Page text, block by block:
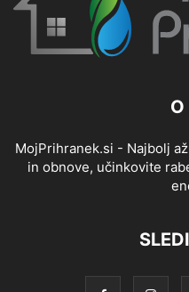
O
MojPrihranek.si - Najbolj
in obnove, učinkovite